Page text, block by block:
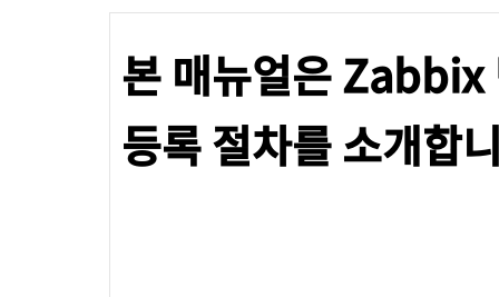
본 매뉴얼은 Zabbix
등록 절차를 소개합